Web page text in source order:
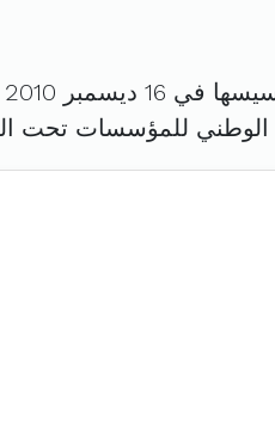
2010 برأس مال قدره
للمؤسسات تحت